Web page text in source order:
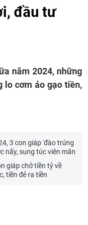
đầu tư
năm 2024, những
lo cơm áo gạo tiền,
3 con giáp 'đào trúng
nấy, sung túc viên mãn
giáp chở tiền tỷ về
tiền đẻ ra tiền